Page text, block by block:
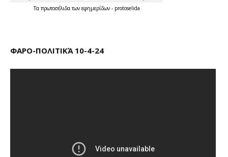
Τα πρωτοσέλιδατων εφημερίδων - protoselida
ΦΑΡΟ-ΠΟΛΙΤΙΚΆ 10-4-24